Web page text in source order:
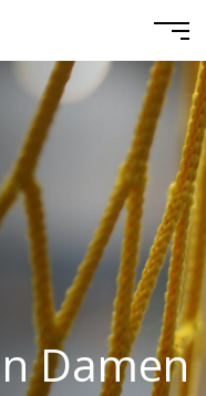
Damen